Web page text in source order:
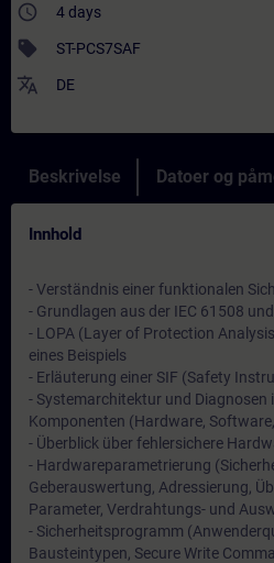
access_time 4 days
sell ST-PCS7SAF
translate DE
Beskrivelse Datoer og
Innhold
- Verständnis einer funktionalen
- Grundlagen aus der IEC 61508
- LOPA (Layer of Protection
eines Beispiels
- Erläuterung einer SIF (Safety
- Systemarchitektur und Diagnosen
Komponenten (Hardware,
- Überblick über fehlersichere
- Hardwareparametrierung
Geberauswertung, Adressierung,
Parameter, Verdrahtungs- und
- Sicherheitsprogramm
Bausteintypen, Secure Write